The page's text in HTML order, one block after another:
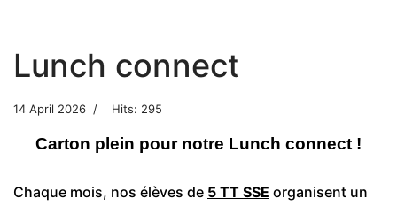
Lunch connect
14 April 2026 Hits: 295
Carton plein pour notre Lunch connect !
Chaque mois, nos élèves de 5 TT SSE organisent un